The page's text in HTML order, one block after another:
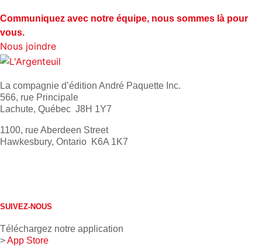
Communiquez avec notre équipe, nous sommes là pour
vous.
Nous joindre
La compagnie d’édition André Paquette Inc.
566, rue Principale
Lachute, Québec J8H 1Y7
1100, rue Aberdeen Street
Hawkesbury, Ontario K6A 1K7
SUIVEZ-NOUS
Téléchargez notre application
>App Store